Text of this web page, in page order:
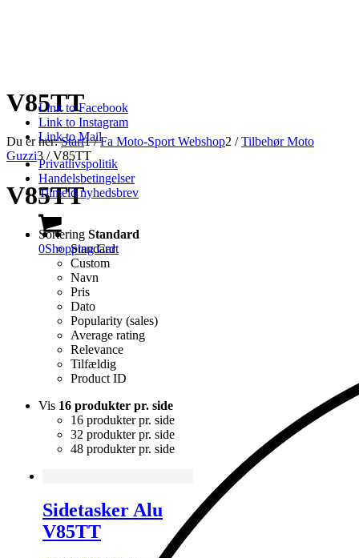
Link to Facebook
Link to Instagram
Link to Mail
Privatlivspolitik
Handelsbetingelser
Tilmeld nyhedsbrev
0Shopping Cart
V85TT
Du er her: Start1 / Fa Moto-Sport Webshop2 / Tilbehør Moto
Guzzi3 / V85TT
V85TT
Sortering Standard
Standard
Custom
Navn
Pris
Dato
Popularity (sales)
Average rating
Relevance
Tilfældig
Product ID
Vis 16 produkter pr. side
16 produkter pr. side
32 produkter pr. side
48 produkter pr. side
Sidetasker Alu
V85TT